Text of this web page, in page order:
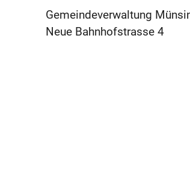
Gemeindeverwaltung
Neue Bahnhofstrasse 4